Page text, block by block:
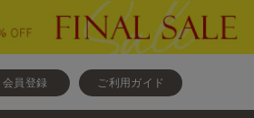
会員登録 ご利用ガイド